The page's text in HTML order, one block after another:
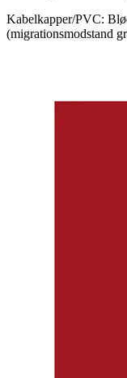
Kabelkapper/PVC:
(migrationsmodstand